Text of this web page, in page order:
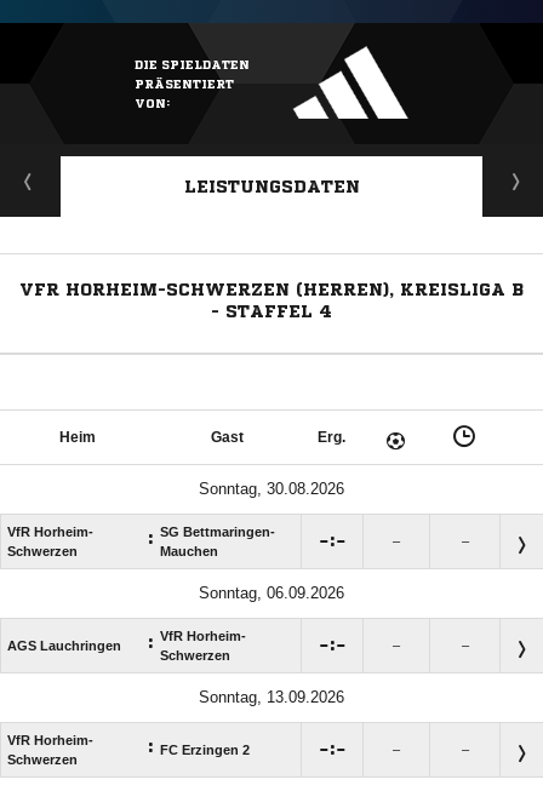
DIE SPIELDATEN
PRÄSENTIERT
VON:
LEISTUNGSDATEN
VFR HORHEIM-SCHWERZEN (HERREN), KREISLIGA B
- STAFFEL 4
Heim Gast Erg.
Sonntag, 30.08.2026
VfR Horheim-
Schwerzen
: SG Bettmaringen-
Mauchen
: – –
Sonntag, 06.09.2026
AGS Lauchringen : VfR Horheim-
Schwerzen
: – –
Sonntag, 13.09.2026
VfR Horheim-
Schwerzen
: FC Erzingen 2 : – –